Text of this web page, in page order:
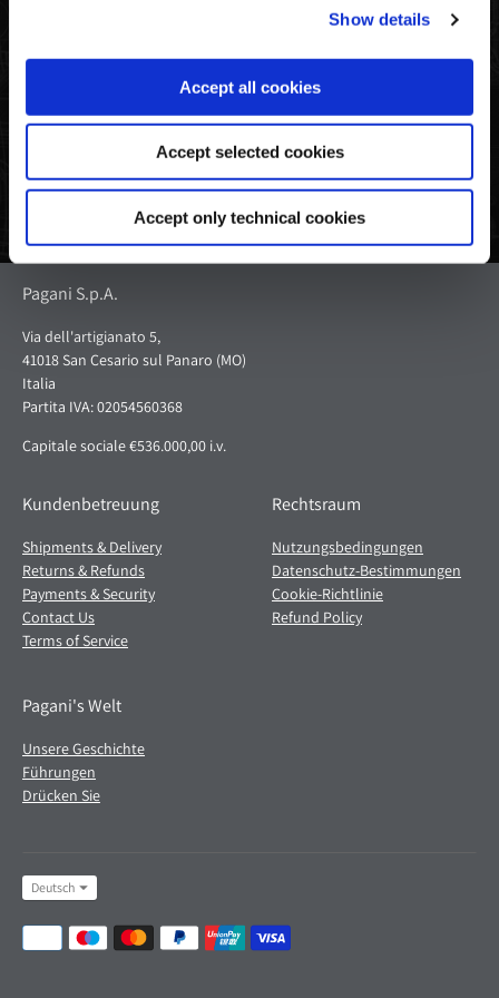
Show details
Accept all cookies
Accept selected cookies
Accept only technical cookies
Passform ist normal. Das Model trägt Größe L.
Pagani S.p.A.
Via dell'artigianato 5,
41018 San Cesario sul Panaro (MO)
Italia
Partita IVA: 02054560368
Capitale sociale €536.000,00 i.v.
Kundenbetreuung
Shipments & Delivery
Returns & Refunds
Payments & Security
Contact Us
Terms of Service
Rechtsraum
Nutzungsbedingungen
Datenschutz-Bestimmungen
Cookie-Richtlinie
Refund Policy
Pagani's Welt
Unsere Geschichte
Führungen
Drücken Sie
Sprache
Deutsch
Akzeptierte
Zahlungsmethoden